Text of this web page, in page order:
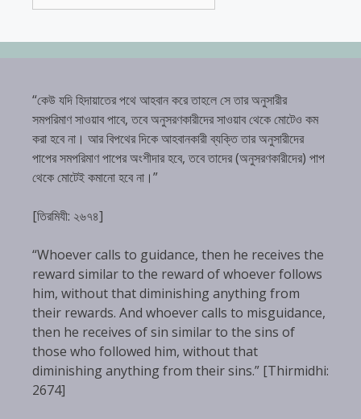
“কেউ যদি হিদায়াতের পথে আহবান করে তাহলে সে তার অনুসারীর
সমপরিমাণ সাওয়াব পাবে, তবে অনুসরণকারীদের সাওয়াব থেকে মোটেও কম
করা হবে না। আর বিপথের দিকে আহবানকারী ব্যক্তি তার অনুসারীদের
পাপের সমপরিমাণ পাপের অংশীদার হবে, তবে তাদের (অনুসরণকারীদের) পাপ
থেকে মোটেই কমানো হবে না।”
[তিরমিযী: ২৬৭৪]
“Whoever calls to guidance, then he receives the
reward similar to the reward of whoever follows
him, without that diminishing anything from
their rewards. And whoever calls to misguidance,
then he receives of sin similar to the sins of
those who followed him, without that
diminishing anything from their sins.” [Thirmidhi:
2674]